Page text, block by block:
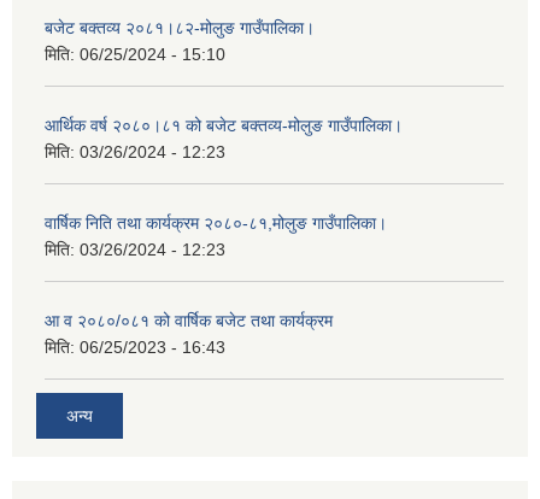
बजेट बक्तव्य २०८१।८२-मोलुङ गाउँपालिका।
मिति: 06/25/2024 - 15:10
आर्थिक वर्ष २०८०।८१ को बजेट बक्तव्य-मोलुङ गाउँपालिका।
मिति: 03/26/2024 - 12:23
वार्षिक निति तथा कार्यक्रम २०८०-८१,मोलुङ गाउँपालिका।
मिति: 03/26/2024 - 12:23
आ व २०८०/०८१ को वार्षिक बजेट तथा कार्यक्रम
मिति: 06/25/2023 - 16:43
अन्य